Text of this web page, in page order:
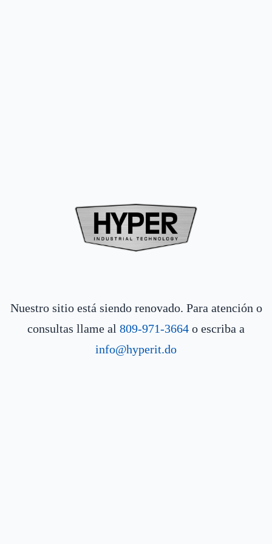
Nuestro sitio está siendo renovado. Para atención o
consultas llame al 809-971-3664 o escriba a
info@hyperit.do